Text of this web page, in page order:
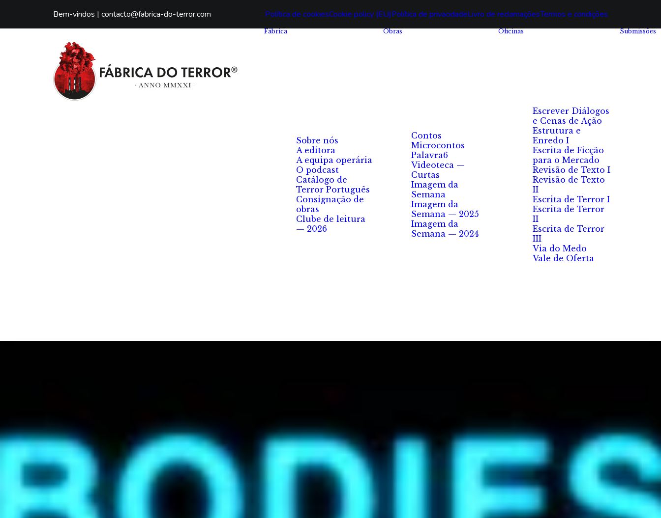
Bem-vindos | contacto@fabrica-do-terror.com Política de cookiesCookie policy (EU)Política de privacidadeLivro de reclamaçõesTermos e condições
Fábrica
Sobre nós
A editora
A equipa operária
O podcast
Catálogo de
Terror Português
Consignação de
obras
Clube de leitura
— 2026
Obras
Contos
Microcontos
Palavra6
Videoteca —
Curtas
Imagem da
Semana
Imagem da
Semana — 2025
Imagem da
Semana — 2024
Oficinas
Escrever Diálogos
e Cenas de Ação
Estrutura e
Enredo I
Escrita de Ficção
para o Mercado
Revisão de Texto I
Revisão de Texto
II
Escrita de Terror I
Escrita de Terror
II
Escrita de Terror
III
Via do Medo
Vale de Oferta
Submissões